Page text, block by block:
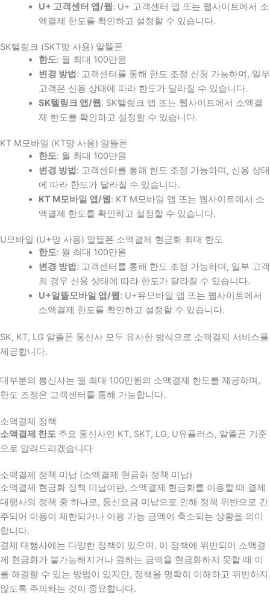
U+ 고객센터 앱/웹 : U+ 고객센터 앱 또는 웹사이트에서 소
액결제 한도를 확인하고 설정할 수 있습니다.
SK텔링크 (SKT망 사용) 알뜰폰
한도: 월 최대 100만원
변경 방법 : 고객센터를 통해 한도 조정 신청 가능하며, 일부
고객은 신용 상태에 따라 한도가 달라질 수 있습니다.
SK텔링크 앱/웹 : SK텔링크 앱 또는 웹사이트에서 소액결
제 한도를 확인하고 설정할 수 있습니다.
KT M모바일 (KT망 사용) 알뜰폰
한도: 월 최대 100만원
변경 방법 : 고객센터를 통해 한도 조정 가능하며, 신용 상태
에 따라 한도가 달라질 수 있습니다.
KT M모바일 앱/웹 : KT M모바일 앱 또는 웹사이트에서 소
액결제 한도를 확인하고 설정할 수 있습니다.
U모바일 (U+망 사용) 알뜰폰 소액결제 현금화 최대 한도
한도: 월 최대 100만원
변경 방법 : 고객센터를 통해 한도 조정 가능하며, 일부 고객
의 경우 신용 상태에 따라 한도가 달라질 수 있습니다.
U+알뜰모바일 앱/웹 : U+유모바일 앱 또는 웹사이트에서
소액결제 한도를 확인하고 설정할 수 있습니다.
SK, KT, LG 알뜰폰 통신사 모두 유사한 방식으로 소액결제 서비스를
제공합니다.
대부분의 통신사는 월 최대 100만원의 소액결제 한도를 제공하며,
한도 조정은 고객센터를 통해 가능합니다.
소액결제 정책
소액결제 한도 주요 통신사인 KT, SKT, LG, U유플러스, 알뜰폰 기준
으로 알려드리겠습니다
소액결제 정책 미납 (소액결제 현금화 정책 미납)
소액결제 현금화 정책 미납이란, 소액결제 현금화를 이용할 때 결제
대행사의 정책 중 하나로, 통신요금 미납으로 인해 정책 위반으로 간
주되어 이용이 제한되거나 이용 가능 금액이 축소되는 상황을 의미
합니다.
결제 대행사에는 다양한 정책이 있으며, 이 정책에 위반되어 소액결
제 현금화가 불가능해지거나 원하는 금액을 현금화하지 못할 때 이
를 해결할 수 있는 방법이 있지만, 정책을 명확히 이해하고 위반하지
않도록 주의하는 것이 중요합니다.